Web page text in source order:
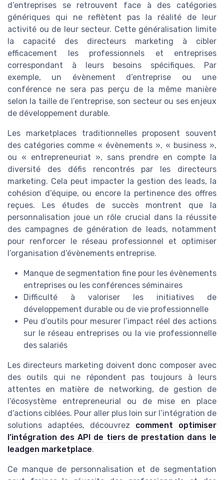
d’entreprises se retrouvent face à des catégories
génériques qui ne reflètent pas la réalité de leur
activité ou de leur secteur. Cette généralisation limite
la capacité des directeurs marketing à cibler
efficacement les professionnels et entreprises
correspondant à leurs besoins spécifiques. Par
exemple, un évènement d’entreprise ou une
conférence ne sera pas perçu de la même manière
selon la taille de l’entreprise, son secteur ou ses enjeux
de développement durable.
Les marketplaces traditionnelles proposent souvent
des catégories comme « évènements », « business »,
ou « entrepreneuriat », sans prendre en compte la
diversité des défis rencontrés par les directeurs
marketing. Cela peut impacter la gestion des leads, la
cohésion d’équipe, ou encore la pertinence des offres
reçues. Les études de succès montrent que la
personnalisation joue un rôle crucial dans la réussite
des campagnes de génération de leads, notamment
pour renforcer le réseau professionnel et optimiser
l’organisation d’évènements entreprise.
Manque de segmentation fine pour les évènements
entreprises ou les conférences séminaires
Difficulté à valoriser les initiatives de
développement durable ou de vie professionnelle
Peu d’outils pour mesurer l’impact réel des actions
sur le réseau entreprises ou la vie professionnelle
des salariés
Les directeurs marketing doivent donc composer avec
des outils qui ne répondent pas toujours à leurs
attentes en matière de networking, de gestion de
l’écosystème entrepreneurial ou de mise en place
d’actions ciblées. Pour aller plus loin sur l’intégration de
solutions adaptées, découvrez comment optimiser
l’intégration des API de tiers de prestation dans le
leadgen marketplace.
Ce manque de personnalisation et de segmentation